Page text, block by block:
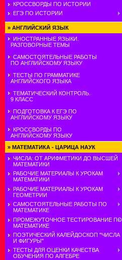
КРОССВОРДЫ ПО ИСТОРИИ
ЕГЭ ПО ИСТОРИИ
» АНГЛИЙСКИЙ ЯЗЫК
ИНОСТРАННЫЕ ЯЗЫКИ.
РАЗГОВОРНЫЕ ТЕМЫ
САМОСТОЯТЕЛЬНЫЕ РАБОТЫ
ПО АНГЛИЙСКОМУ ЯЗЫКУ
ТЕСТЫ ПО ГРАММАТИКЕ
АНГЛИЙСКОГО ЯЗЫКА
ТЕМАТИЧЕСКИЙ КОНТРОЛЬ.
9 КЛАСС
ПОДГОТОВКА К ЕГЭ ПО
АНГЛИЙСКОМУ ЯЗЫКУ
КРОССВОРДЫ ПО
АНГЛИЙСКОМУ ЯЗЫКУ
» МАТЕМАТИКА - ЦАРИЦА НАУК
ЧИСЛА: ОТ АРИФМЕТИКИ ДО ВЫСШЕЙ
МАТЕМАТИКИ
РАБОЧИЕ МАТЕРИАЛЫ К УРОКАМ
МАТЕМАТИКИ
РАБОЧИЕ МАТЕРИАЛЫ К УРОКАМ
ГЕОМЕТРИИ
САМОСТОЯТЕЛЬНЫЕ РАБОТЫ ПО
МАТЕМАТИКЕ
ПРОМЕЖУТОЧНОЕ ТЕСТИРОВАНИЕ ПО
МАТЕМАТИКЕ
ПОЭТИЧЕСКИЙ КАЛЕЙДОСКОП "ЧИСЛА
И ФИГУРЫ"
ТЕСТЫ ДЛЯ ОЦЕНКИ КАЧЕСТВА
ОБУЧЕНИЯ ПО АЛГЕБРЕ